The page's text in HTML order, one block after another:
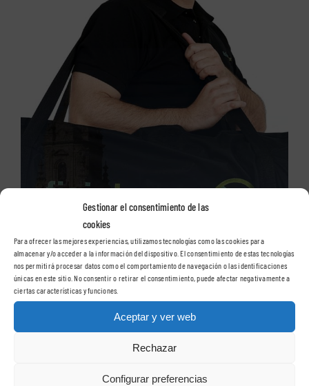
Gestionar el consentimiento de las
cookies
Para ofrecer las mejores experiencias, utilizamos tecnologías como las cookies para
almacenar y/o acceder a la información del dispositivo. El consentimiento de estas tecnologías
nos permitirá procesar datos como el comportamiento de navegación o las identificaciones
únicas en este sitio. No consentir o retirar el consentimiento, puede afectar negativamente a
ciertas características y funciones.
Aceptar y ver web
Rechazar
Configurar preferencias